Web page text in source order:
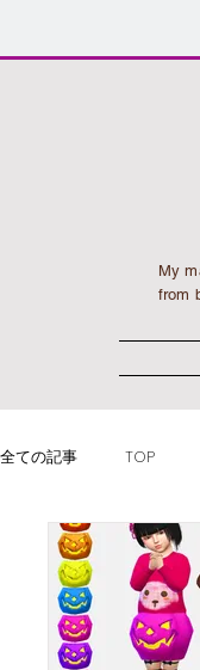
My
from
全ての記事 TOP
women deco